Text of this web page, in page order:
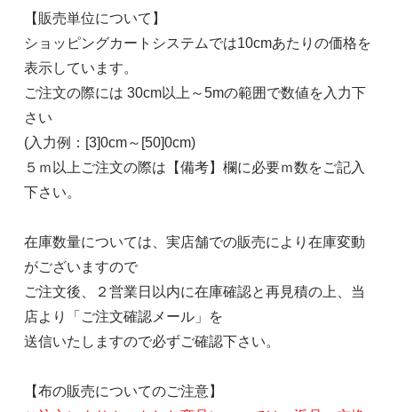
【販売単位について】
ショッピングカートシステムでは10cmあたりの価格を
表示しています。
ご注文の際には 30cm以上～5mの範囲で数値を入力下
さい
(入力例：[3]0cm～[50]0cm)
５ｍ以上ご注文の際は【備考】欄に必要ｍ数をご記入
下さい。
在庫数量については、実店舗での販売により在庫変動
がございますので
ご注文後、２営業日以内に在庫確認と再見積の上、当
店より「ご注文確認メール」を
送信いたしますので必ずご確認下さい。
【布の販売についてのご注意】